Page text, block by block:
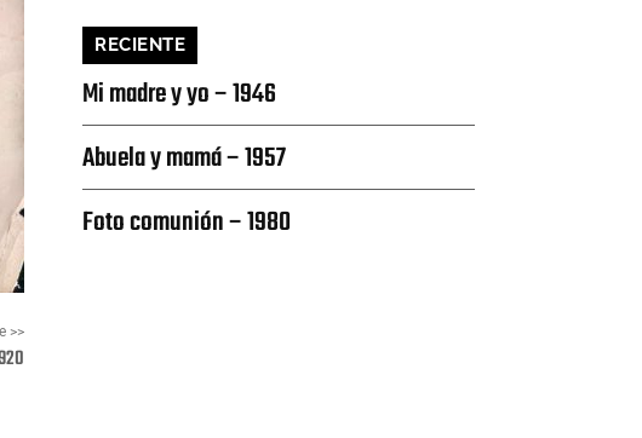
>>
RECIENTE
Mi madre y yo – 1946
Abuela y mamá – 1957
Foto comunión – 1980